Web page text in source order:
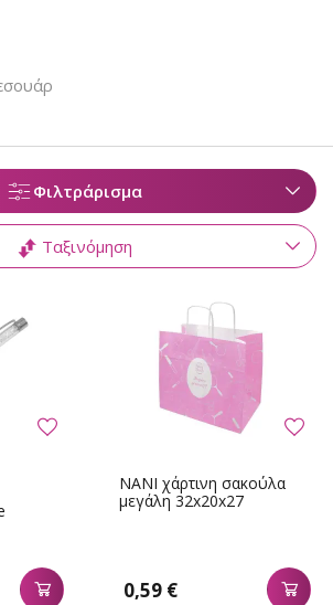
Φιλτράρισμα
Ταξινόμηση
NANI χάρτινη σακούλα
μεγάλη 32x20x27
0,59 €